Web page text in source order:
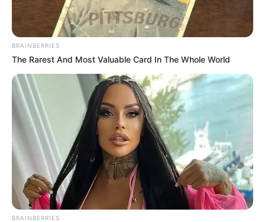
BRAINBERRIES
The Rarest And Most Valuable Card In The Whole World
BRAINBERRIES